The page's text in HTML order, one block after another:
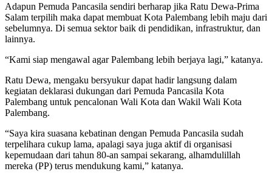
Adapun Pemuda Pancasila sendiri berharap jika Ratu Dewa-Prima
Salam terpilih maka dapat membuat Kota Palembang lebih maju dari
sebelumnya. Di semua sektor baik di pendidikan, infrastruktur, dan
lainnya.
“Kami siap mengawal agar Palembang lebih berjaya lagi,” katanya.
Ratu Dewa, mengaku bersyukur dapat hadir langsung dalam
kegiatan deklarasi dukungan dari Pemuda Pancasila Kota
Palembang untuk pencalonan Wali Kota dan Wakil Wali Kota
Palembang.
“Saya kira suasana kebatinan dengan Pemuda Pancasila sudah
terpelihara cukup lama, apalagi saya juga aktif di organisasi
kepemudaan dari tahun 80-an sampai sekarang, alhamdulillah
mereka (PP) terus mendukung kami,” katanya.